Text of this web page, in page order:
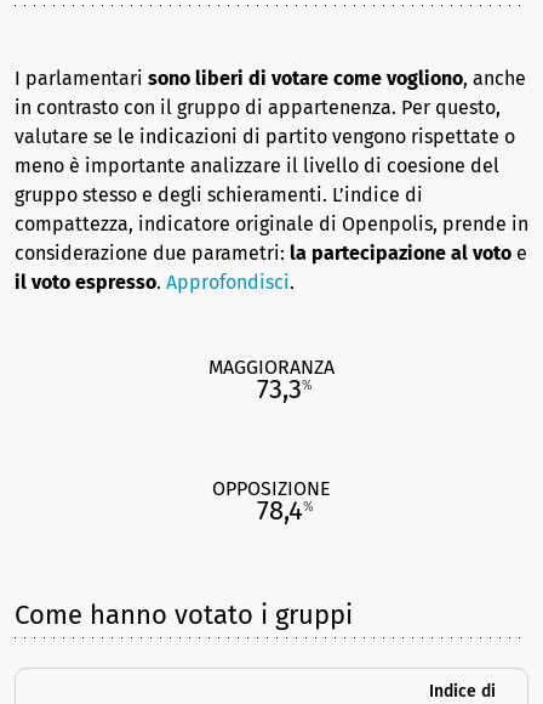
I parlamentari sono liberi di votare come vogliono, anche
in contrasto con il gruppo di appartenenza. Per questo,
valutare se le indicazioni di partito vengono rispettate o
meno è importante analizzare il livello di coesione del
gruppo stesso e degli schieramenti. L’indice di
compattezza, indicatore originale di Openpolis, prende in
considerazione due parametri: la partecipazione al voto e
il voto espresso. Approfondisci.
MAGGIORANZA
73,3%
OPPOSIZIONE
78,4%
Come hanno votato i gruppi
Indice di